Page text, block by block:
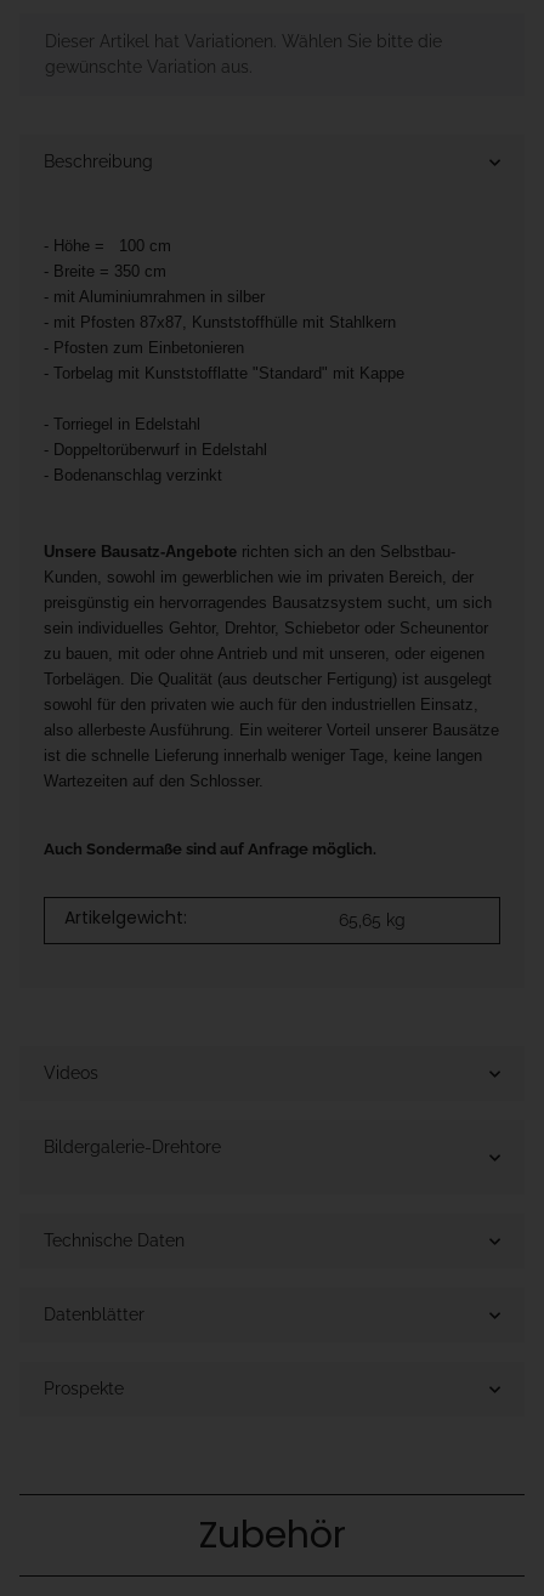
xDieser Artikel hat Variationen. Wählen Sie bitte die
gewünschte Variation aus.
Beschreibung
- Höhe = 100 cm
- Breite = 350 cm
- mit Aluminiumrahmen in silber
- mit Pfosten 87x87, Kunststoffhülle mit Stahlkern
- Pfosten zum Einbetonieren
- Torbelag mit Kunststofflatte "Standard" mit Kappe
- Torriegel in Edelstahl
- Doppeltorüberwurf in Edelstahl
- Bodenanschlag verzinkt
Unsere Bausatz-Angebote richten sich an den Selbstbau-
Kunden, sowohl im gewerblichen wie im privaten Bereich, der
preisgünstig ein hervorragendes Bausatzsystem sucht, um sich
sein individuelles Gehtor, Drehtor, Schiebetor oder Scheunentor
zu bauen, mit oder ohne Antrieb und mit unseren, oder eigenen
Torbelägen. Die Qualität (aus deutscher Fertigung) ist ausgelegt
sowohl für den privaten wie auch für den industriellen Einsatz,
also allerbeste Ausführung. Ein weiterer Vorteil unserer Bausätze
ist die schnelle Lieferung innerhalb weniger Tage, keine langen
Wartezeiten auf den Schlosser.
Auch Sondermaße sind auf Anfrage möglich.
Artikelgewicht: 65,65 kg
Videos
Bildergalerie-Drehtore
Technische Daten
Datenblätter
Prospekte
Zubehör